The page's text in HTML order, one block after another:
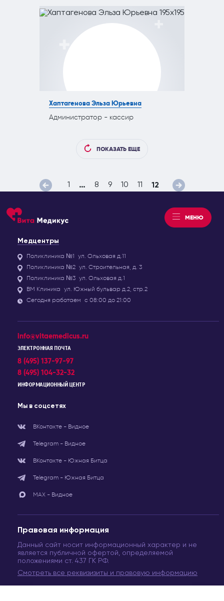
Хаптагенова Эльза Юрьевна
Администратор - кассир
ПОКАЗАТЬ ЕЩЕ
1 … 8 9 10 11 12
МЕНЮ
Медцентры
Поликлиника №1 ул. Ольховая д.11
Поликлиника №2 ул. Строительная, д. 3
Поликлиника №3 ул. Ольховая д.1
ВМ Клиника ул. Южный бульвар д.2, стр.2
Сегодня работаем с 08:00 до 21:00
info@vitaemedicus.ru
ЭЛЕКТРОННАЯ ПОЧТА
8 (495) 137-97-97
8 (495) 104-32-32
ИНФОРМАЦИОННЫЙ ЦЕНТР
Мы в соцсетях
ВКонтакте - Видное
Telegram - Видное
ВКонтакте - Южная Битца
Telegram - Южная Битца
МАХ - Видное
Правовая информация
Данный сайт носит информационный характер и не
является публичной офертой, определяемой
положениями ст. 437 ГК РФ.
Смотреть все реквизизиты и правовую информацию